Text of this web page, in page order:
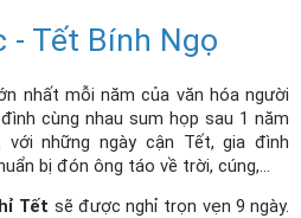
- Tết Bính Ngọ
nhất mỗi năm của văn hóa người
cùng nhau sum họp sau 1 năm
những ngày cận Tết, gia đình
bị đón ông táo về trời, cúng,...
Tết sẽ được nghỉ trọn vẹn 9 ngày.